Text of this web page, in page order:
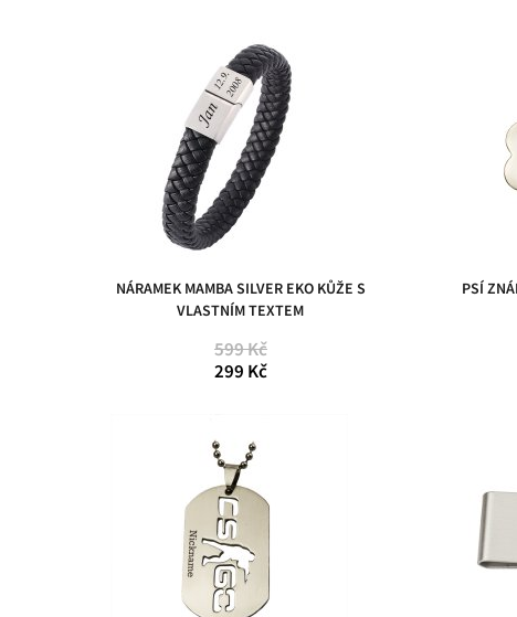
NÁRAMEK MAMBA SILVER EKO KŮŽE S
VLASTNÍM TEXTEM
599 Kč
299 Kč
PSÍ